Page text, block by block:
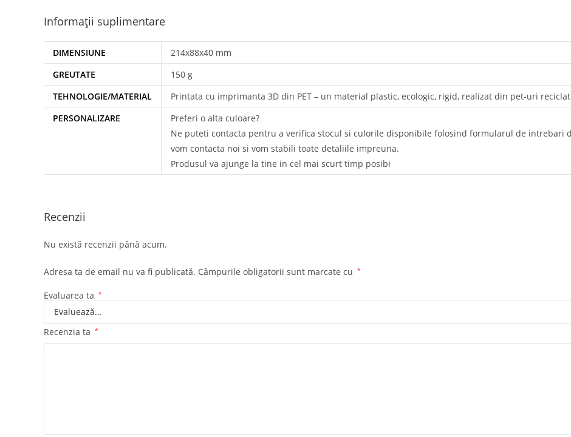
Informații suplimentare
DIMENSIUNE
214x88x40 mm
GREUTATE
150 g
TEHNOLOGIE/MATERIAL
Printata cu imprimanta 3D din PET – un material plastic, ecologic, rigid, realizat din pet-uri
PERSONALIZARE
Preferi o alta culoare?
Ne puteti contacta pentru a verifica stocul si culorile disponibile folosind formularul de intrebari
vom contacta noi si vom stabili toate detaliile impreuna.
Produsul va ajunge la tine in cel mai scurt timp posibi
Recenzii
Nu există recenzii până acum.
Adresa ta de email nu va fi publicată. Câmpurile obligatorii sunt marcate cu *
Evaluarea ta *
Recenzia ta *